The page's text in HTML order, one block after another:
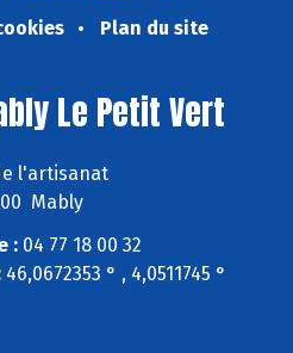
Plan du site
Le Petit Vert
l'artisanat
Mably
:04 77 18 00 32
46,0672353 ° , 4,0511745 °